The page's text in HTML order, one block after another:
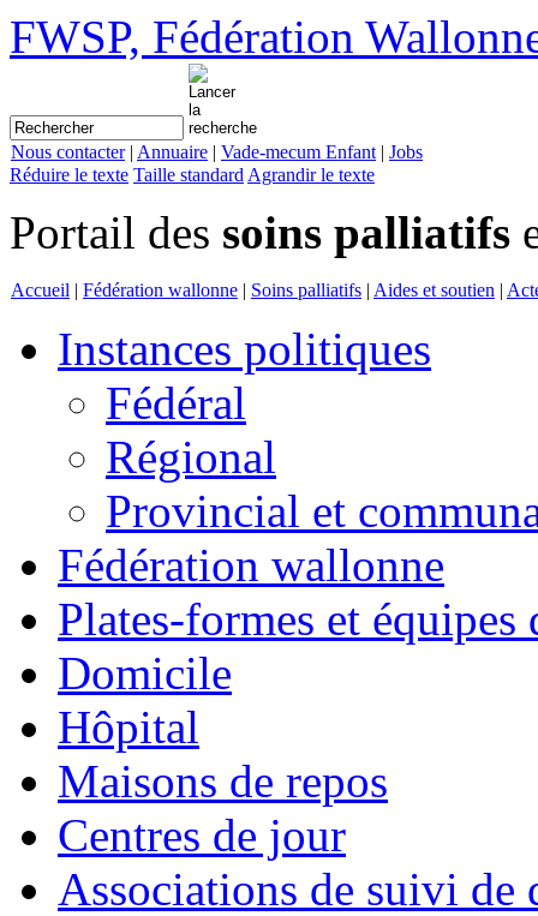
FWSP, Fédération
Nous contacter| Annuaire | Vade-mecum Enfant | Jobs
Réduire le texte Taille standard Agrandir le texte
Portail des soins palliatifs
Accueil | Fédération wallonne | Soins palliatifs | Aides et soutien |
Instances politiques
Fédéral
Régional
Provincial et
Fédération wallonne
Plates-formes et équipes
Domicile
Hôpital
Maisons de repos
Centres de jour
Associations de suivi de